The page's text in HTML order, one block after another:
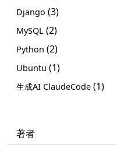
Django (3)
MySQL (2)
Python (2)
Ubuntu (1)
生成AI ClaudeCode (1)
著者